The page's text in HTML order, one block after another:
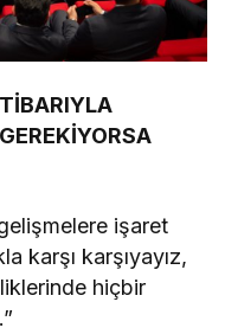
işaret
karşı karşıyayız,
hiçbir